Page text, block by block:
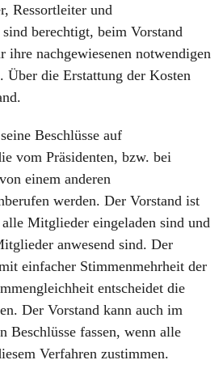
Ressortleiter und
berechtigt, beim Vorstand
ihre nachgewiesenen notwendigen
Über die Erstattung der Kosten
Beschlüsse auf
vom Präsidenten, bzw. bei
einem anderen
werden. Der Vorstand ist
Mitglieder eingeladen sind und
anwesend sind. Der
einfacher Stimmenmehrheit der
entscheidet die
Der Vorstand kann auch im
Beschlüsse fassen, wenn alle
Verfahren zustimmen.